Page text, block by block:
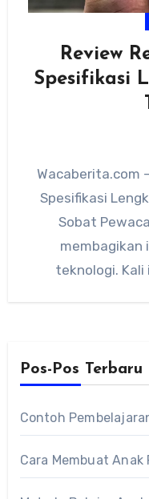
Review
Spesifikasi
Wacaberita.com
Spesifikasi
Sobat
membagikan
teknologi. Kali
Pos-Pos Terbaru
Contoh
Cara Membuat Anak